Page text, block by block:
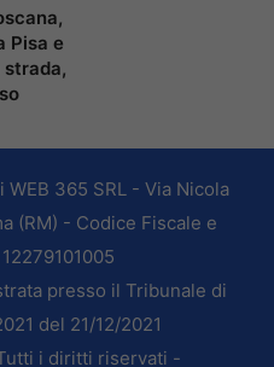
Pisa e
strada,
365 SRL - Via Nicola
(RM) - Codice Fiscale e
presso il Tribunale di
del 21/12/2021
i diritti riservati -